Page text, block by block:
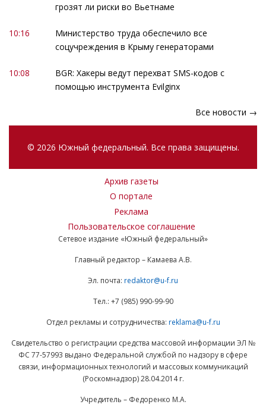
грозят ли риски во Вьетнаме
10:16
Министерство труда обеспечило все
соцучреждения в Крыму генераторами
10:08
BGR: Хакеры ведут перехват SMS-кодов с
помощью инструмента Evilginx
Все новости →
© 2026 Южный федеральный. Все права защищены.
Архив газеты
О портале
Реклама
Пользовательское соглашение
Сетевое издание «Южный федеральный»
Главный редактор – Камаева А.В.
Эл. почта: redaktor@u-f.ru
Тел.: +7 (985) 990-99-90
Отдел рекламы и сотрудничества: reklama@u-f.ru
Свидетельство о регистрации средства массовой информации ЭЛ №
ФС 77-57993 выдано Федеральной службой по надзору в сфере
связи, информационных технологий и массовых коммуникаций
(Роскомнадзор) 28.04.2014 г.
Учредитель – Федоренко М.А.